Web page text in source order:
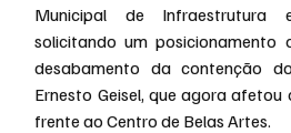
Municipal de Infraestrutura
solicitando um posicionamento
desabamento da contenção
Ernesto Geisel, que agora
frente ao Centro de Belas Artes.